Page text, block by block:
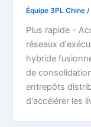
Équipe 3PL Chine/
Plus rapide -
réseaux
hybride
de
entrepôts
d'accélérer les